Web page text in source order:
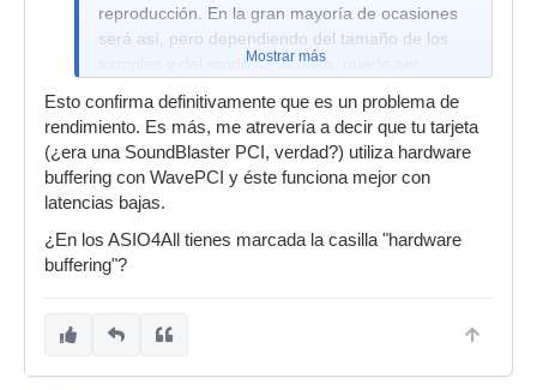
reproducción. En la gran mayoría de ocasiones
será así, pero dependiendo del tamaño de los
samples y del modo de acceso, puede ser
pequeños antes que buffers grandes. Hay que
leer la documentación tanto del sampler como
de la librería utilizada.
Mostrar más
Esto confirma definitivamente que es un problema de
rendimiento. Es más, me atrevería a decir que tu tarjeta
(¿era una SoundBlaster PCI, verdad?) utiliza hardware
buffering con WavePCI y éste funciona mejor con
latencias bajas.
¿En los ASIO4All tienes marcada la casilla "hardware
buffering"?